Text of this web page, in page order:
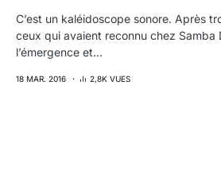
C’est un kaléidoscope sonore. Après
ceux qui avaient reconnu chez Samba
l’émergence et…
18 MAR. 2016 2,8K VUES